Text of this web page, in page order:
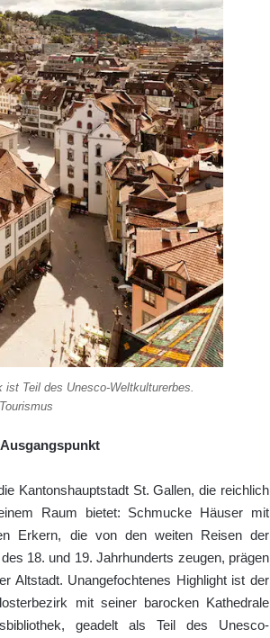
Teil des Unesco-Weltkulturerbes.
Kantonshauptstadt St. Gallen, die reichlich
Raum bietet: Schmucke Häuser mit
Erkern, die von den weiten Reisen der
18. und 19. Jahrhunderts zeugen, prägen
Altstadt. Unangefochtenes Highlight ist der
mit seiner barocken Kathedrale
geadelt als Teil des Unesco-